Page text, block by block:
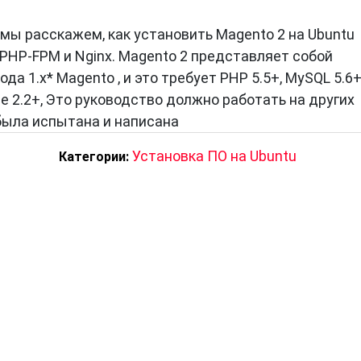
расскажем, как установить Magento 2 на Ubuntu
FPM и Nginx. Magento 2 представляет собой
1.x* Magento , и это требует PHP 5.5+, MySQL
2.2+, Это руководство должно работать на других
испытана и написана
Категории: Установка ПО на Ubuntu